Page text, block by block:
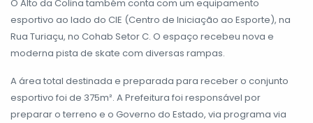
O Alto da Colina também conta com um equipamento
esportivo ao lado do CIE (Centro de Iniciação ao Esporte), na
Rua Turiaçu, no Cohab Setor C. O espaço recebeu nova e
moderna pista de skate com diversas rampas.
A área total destinada e preparada para receber o conjunto
esportivo foi de 375m². A Prefeitura foi responsável por
preparar o terreno e o Governo do Estado, via programa via